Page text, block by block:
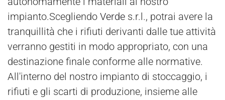
impianto.Scegliendo Verde s.r.l., potrai avere la
tranquillità che i rifiuti derivanti dalle tue attività
verranno gestiti in modo appropriato, con una
destinazione finale conforme alle normative.
All'interno del nostro impianto di stoccaggio, i
rifiuti e gli scarti di produzione, insieme alle